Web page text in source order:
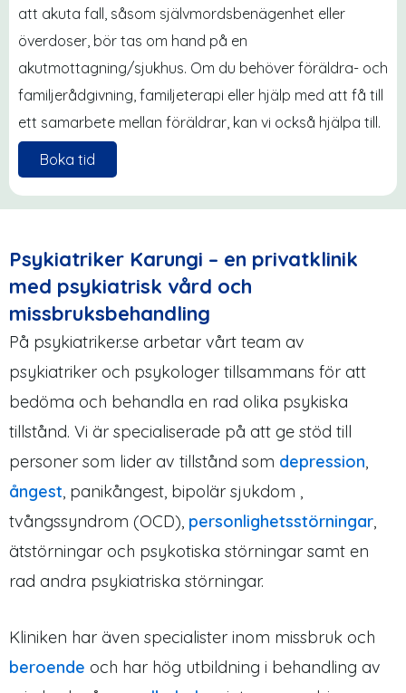
att akuta fall, såsom självmordsbenägenhet eller
överdoser, bör tas om hand på en
akutmottagning/sjukhus. Om du behöver föräldra- och
familjerådgivning, familjeterapi eller hjälp med att få till
ett samarbete mellan föräldrar, kan vi också hjälpa till.
Boka tid
Psykiatriker Karungi – en privatklinik
med psykiatrisk vård och
missbruksbehandling
På psykiatriker.se arbetar vårt team av
psykiatriker och psykologer tillsammans för att
bedöma och behandla en rad olika psykiska
tillstånd. Vi är specialiserade på att ge stöd till
personer som lider av tillstånd som depression,
ångest, panikångest, bipolär sjukdom ,
tvångssyndrom (OCD), personlighetsstörningar,
ätstörningar och psykotiska störningar samt en
rad andra psykiatriska störningar.
Kliniken har även specialister inom missbruk och
beroende och har hög utbildning i behandling av